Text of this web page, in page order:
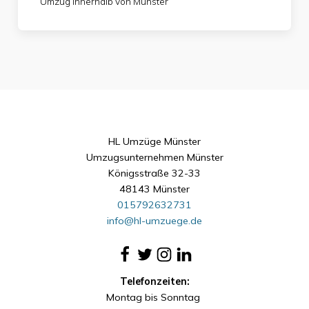
HL Umzüge Münster
Umzugsunternehmen Münster
Königsstraße 32-33
48143 Münster
015792632731
info@hl-umzuege.de
Telefonzeiten:
Montag bis Sonntag